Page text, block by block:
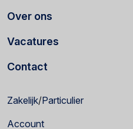
Over ons
Vacatures
Contact
Zakelijk/Particulier
Account